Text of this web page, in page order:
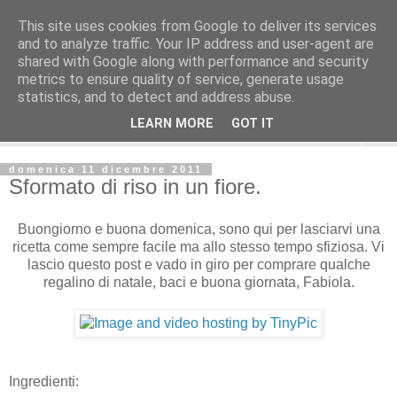
domenica 11 dicembre 2011
Sformato di riso in un fiore.
Buongiorno e buona domenica, sono qui per lasciarvi una
ricetta come sempre facile ma allo stesso tempo sfiziosa. Vi
lascio questo post e vado in giro per comprare qualche
regalino di natale, baci e buona giornata, Fabiola.
Ingredienti:
This site uses cookies from Google to deliver its services
and to analyze traffic. Your IP address and user-agent are
shared with Google along with performance and security
metrics to ensure quality of service, generate usage
statistics, and to detect and address abuse.
LEARN MORE GOT IT